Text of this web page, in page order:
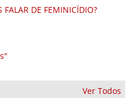
DE FEMINICÍDIO?
Ver Todos